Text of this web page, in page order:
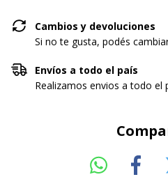
Cambios y devoluciones
Si no te gusta, podés
Envíos a todo el país
Realizamos envios a todo el